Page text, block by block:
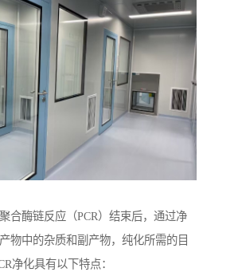
合酶链反应（PCR）结束后，通过净
物中的杂质和副产物，纯化所需的目
净化具有以下特点：